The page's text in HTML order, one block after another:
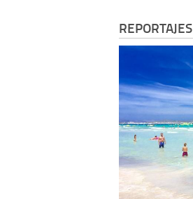
REPORTAJES